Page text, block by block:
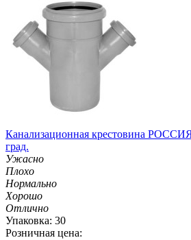
Канализационная крестовина
град.
Ужасно
Плохо
Нормально
Хорошо
Отлично
Упаковка: 30
Розничная цена: